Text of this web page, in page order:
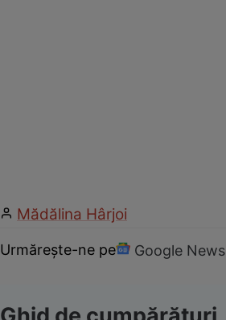
Mădălina Hârjoi
Urmărește-ne pe Google News